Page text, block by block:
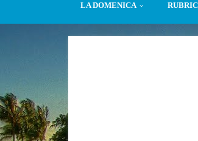
LA DOMENICA